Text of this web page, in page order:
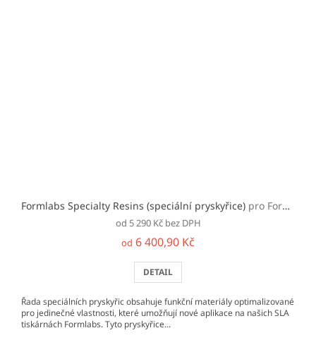
Formlabs Specialty Resins (speciální pryskyřice) pro Form 2/3/+
od 5 290 Kč bez DPH
od 6 400,90 Kč
DETAIL
Řada speciálních pryskyřic obsahuje funkční materiály optimalizované
pro jedinečné vlastnosti, které umožňují nové aplikace na našich SLA
tiskárnách Formlabs. Tyto pryskyřice...